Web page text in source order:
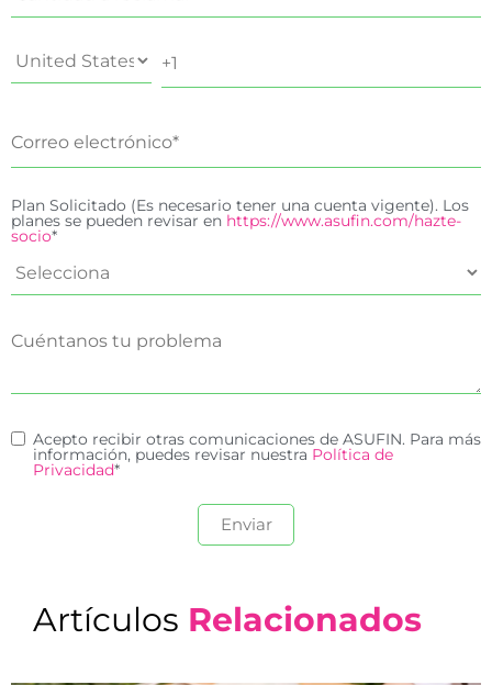
Plan Solicitado (Es necesario tener una cuenta vigente). Los
planes se pueden revisar en https://www.asufin.com/hazte-
socio*
Acepto recibir otras comunicaciones de ASUFIN. Para más
información, puedes revisar nuestra Política de
Privacidad*
Artículos Relacionados